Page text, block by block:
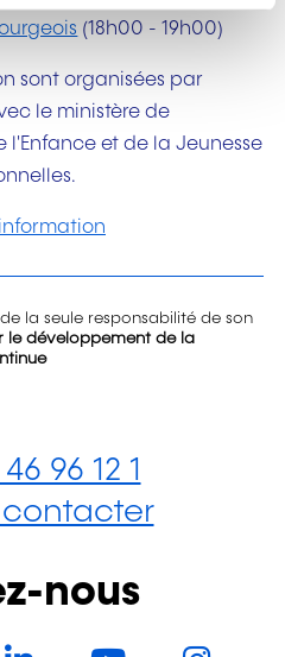
(18h00 - 19h00)
sont organisées par
le ministère de
l'Enfance et de la Jeunesse
la seule responsabilité de son
le développement de la
96 12 1
contacter
nous
LinkedInYouTube